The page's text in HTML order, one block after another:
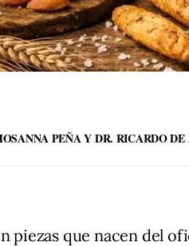
PEÑA Y DR. RICARDO DE
piezas que nacen del